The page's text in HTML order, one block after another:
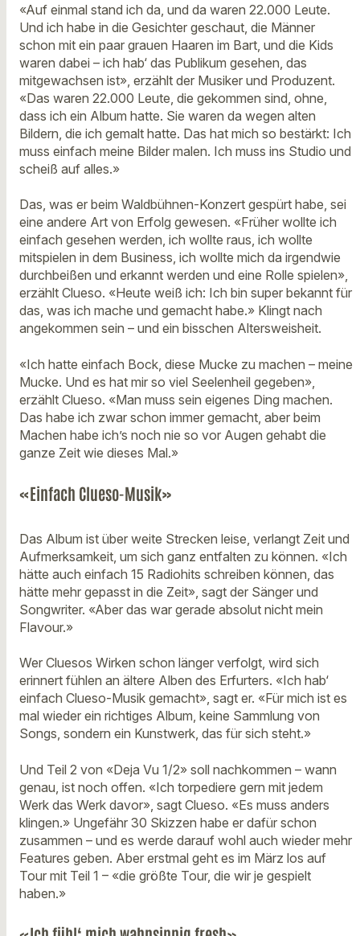
«Auf einmal stand ich da, und da waren 22.000 Leute.
Und ich habe in die Gesichter geschaut, die Männer
schon mit ein paar grauen Haaren im Bart, und die Kids
waren dabei – ich hab‘ das Publikum gesehen, das
mitgewachsen ist», erzählt der Musiker und Produzent.
«Das waren 22.000 Leute, die gekommen sind, ohne,
dass ich ein Album hatte. Sie waren da wegen alten
Bildern, die ich gemalt hatte. Das hat mich so bestärkt: Ich
muss einfach meine Bilder malen. Ich muss ins Studio und
scheiß auf alles.»
Das, was er beim Waldbühnen-Konzert gespürt habe, sei
eine andere Art von Erfolg gewesen. «Früher wollte ich
einfach gesehen werden, ich wollte raus, ich wollte
mitspielen in dem Business, ich wollte mich da irgendwie
durchbeißen und erkannt werden und eine Rolle spielen»,
erzählt Clueso. «Heute weiß ich: Ich bin super bekannt für
das, was ich mache und gemacht habe.» Klingt nach
angekommen sein – und ein bisschen Altersweisheit.
«Ich hatte einfach Bock, diese Mucke zu machen – meine
Mucke. Und es hat mir so viel Seelenheil gegeben»,
erzählt Clueso. «Man muss sein eigenes Ding machen.
Das habe ich zwar schon immer gemacht, aber beim
Machen habe ich’s noch nie so vor Augen gehabt die
ganze Zeit wie dieses Mal.»
«Einfach Clueso-Musik»
Das Album ist über weite Strecken leise, verlangt Zeit und
Aufmerksamkeit, um sich ganz entfalten zu können. «Ich
hätte auch einfach 15 Radiohits schreiben können, das
hätte mehr gepasst in die Zeit», sagt der Sänger und
Songwriter. «Aber das war gerade absolut nicht mein
Flavour.»
Wer Cluesos Wirken schon länger verfolgt, wird sich
erinnert fühlen an ältere Alben des Erfurters. «Ich hab‘
einfach Clueso-Musik gemacht», sagt er. «Für mich ist es
mal wieder ein richtiges Album, keine Sammlung von
Songs, sondern ein Kunstwerk, das für sich steht.»
Und Teil 2 von «Deja Vu 1/2» soll nachkommen – wann
genau, ist noch offen. «Ich torpediere gern mit jedem
Werk das Werk davor», sagt Clueso. «Es muss anders
klingen.» Ungefähr 30 Skizzen habe er dafür schon
zusammen – und es werde darauf wohl auch wieder mehr
Features geben. Aber erstmal geht es im März los auf
Tour mit Teil 1 – «die größte Tour, die wir je gespielt
haben.»